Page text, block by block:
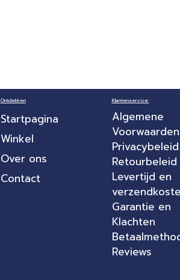
Ontdekken
Startpagina
Winkel
Over ons
Contact
Klantenservice:
Algemene
Privacybeleid
Retourbeleid
Levertijd en
Garantie en
Klachten
Reviews